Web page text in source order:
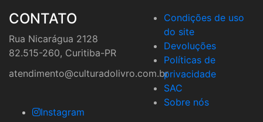
CONTATO
Rua Nicarágua 2128
82.515-260, Curitiba-PR
atendimento@culturadolivro.com.br
Instagram
Condições de uso
do site
Devoluções
Políticas de
privacidade
SAC
Sobre nós